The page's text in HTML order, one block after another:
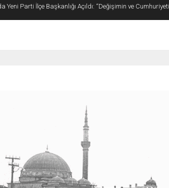
Yeni Parti İlçe Başkanlığı Açıldı: “Değişimin ve